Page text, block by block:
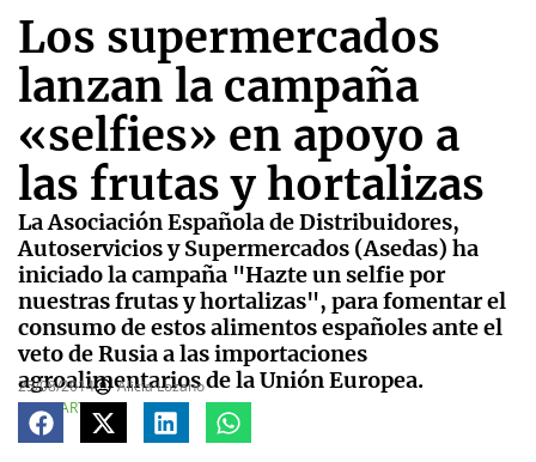
Los supermercados
lanzan la campaña
«selfies» en apoyo a
las frutas y hortalizas
La Asociación Española de Distribuidores,
Autoservicios y Supermercados (Asedas) ha
iniciado la campaña "Hazte un selfie por
nuestras frutas y hortalizas", para fomentar el
consumo de estos alimentos españoles ante el
veto de Rusia a las importaciones
agroalimentarios de la Unión Europea.
25/08/2014
Alicia Lozano
COMPARTE